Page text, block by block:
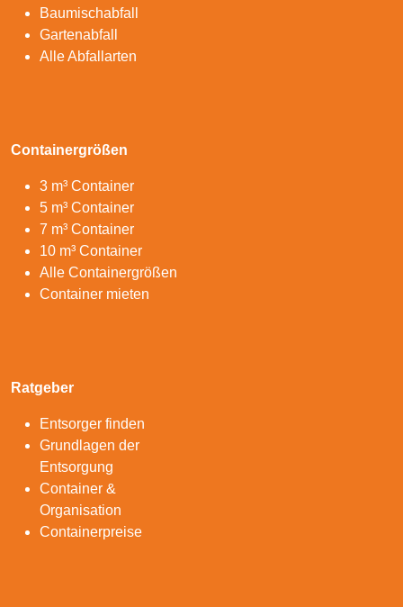
Baumischabfall
Gartenabfall
Alle Abfallarten
Containergrößen
3 m³ Container
5 m³ Container
7 m³ Container
10 m³ Container
Alle Containergrößen
Container mieten
Ratgeber
Entsorger finden
Grundlagen der
Entsorgung
Container &
Organisation
Containerpreise